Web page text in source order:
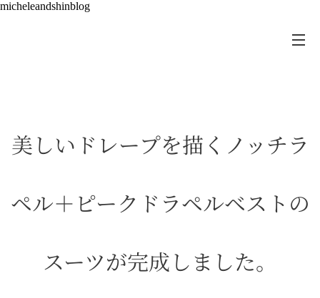
micheleandshinblog
美しいドレープを描くノッチラ
ペル＋ピークドラペルベストの
スーツが完成しました。